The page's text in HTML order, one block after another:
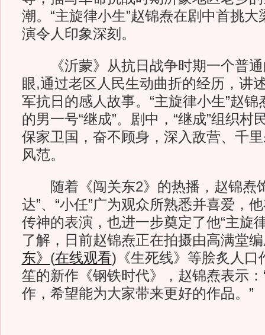
潮。“主旋律小生”赵锦焘在剧中首挑
演令人印象深刻。
《沂蒙》从抗日战争时期一个普通
眼,通过老区人民生动曲折的经历，讲
军抗日的感人故事。“主旋律小生”赵
的男一号“继成”。剧中，“继成”组织村
保家卫国，奋不顾身，深入敌营、千
风范。
随着《闯关东2》的热播，赵锦焘
达”、“小任”广为观众所熟悉并喜爱，
传神的表演，也进一步奠定了他“主旋
了解，日前赵锦焘正在拍摄由高满堂
东》 (在线观看)《生死线》等脍炙人口
笙的新作《钢铁时代》，赵锦焘表示
作，希望能为大家带来更好的作品。”